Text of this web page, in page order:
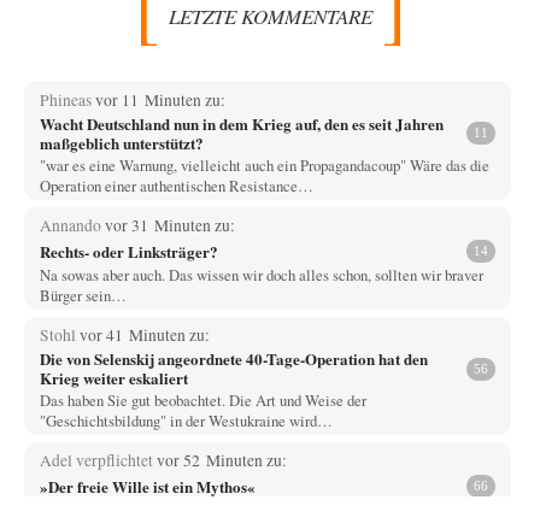
LETZTE KOMMENTARE
Phineasvor 11 Minuten zu:
Wacht Deutschland nun in dem Krieg auf, den es seit Jahren
maßgeblich unterstützt?
11
"war es eine Warnung, vielleicht auch ein Propagandacoup" Wäre das die
Operation einer authentischen Resistance…
Annandovor 31 Minuten zu:
Rechts- oder Linksträger? 14
Na sowas aber auch. Das wissen wir doch alles schon, sollten wir braver
Bürger sein…
Stohl vor 41 Minuten zu:
Die von Selenskij angeordnete 40-Tage-Operation hat den
Krieg weiter eskaliert
56
Das haben Sie gut beobachtet. Die Art und Weise der
"Geschichtsbildung" in der Westukraine wird…
Adel verpflichtetvor 52 Minuten zu:
»Der freie Wille ist ein Mythos« 66